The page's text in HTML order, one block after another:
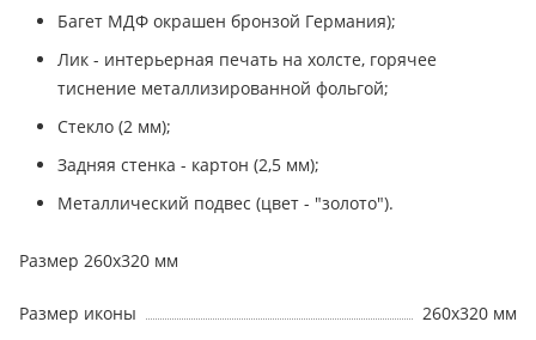
Багет МДФ окрашен бронзой Германия);
Лик - интерьерная печать на холсте, горячее
тиснение металлизированной фольгой;
Стекло (2 мм);
Задняя стенка - картон (2,5 мм);
Металлический подвес (цвет - "золото").
Размер 260х320 мм
Размер иконы 260х320 мм